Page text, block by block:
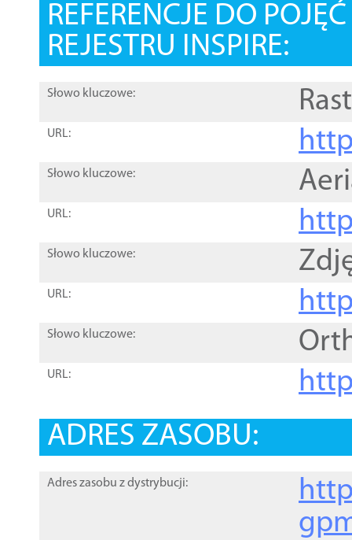
REFERENCJE DO
REJESTRU INSPIRE:
Słowo kluczowe:
URL:
Słowo kluczowe:
URL:
Słowo kluczowe:
URL:
Słowo kluczowe:
URL:
ADRES ZASOBU:
Adres zasobu z dystrybucji: